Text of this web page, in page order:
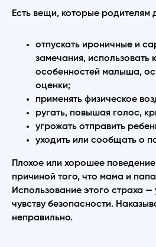
Есть вещи, которые родителям
отпускать ироничные и
замечания, использовать
особенностей малыша,
оценки;
применять физическое
ругать, повышая голос,
угрожать отправить
уходить или сообщать о
Плохое или хорошее
причиной того, что мама и
Использование этого страха
чувству безопасности.
неправильно.